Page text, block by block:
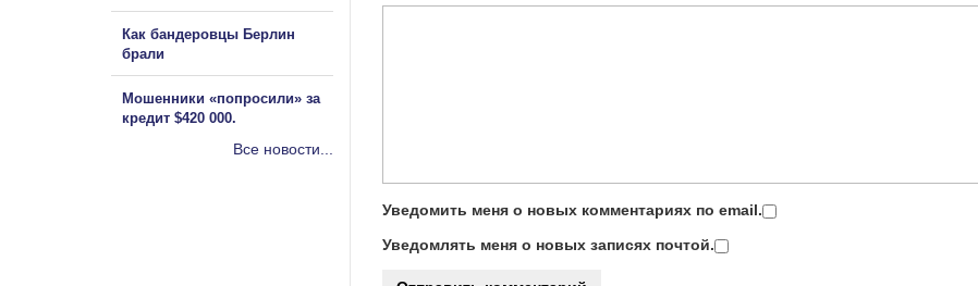
Уведомить меня о новых комментариях по email.
Уведомлять меня о новых записях почтой.
Как бандеровцы Берлин
брали
Мошенники «попросили» за
кредит $420 000.
Все новости...